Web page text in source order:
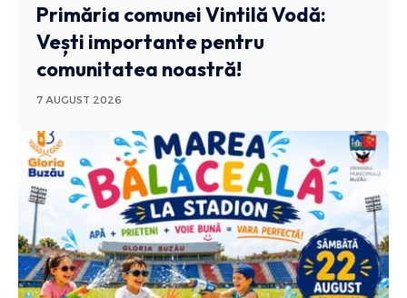
Primăria comunei Vintilă Vodă:
Vești importante pentru
comunitatea noastră!
7 AUGUST 2026